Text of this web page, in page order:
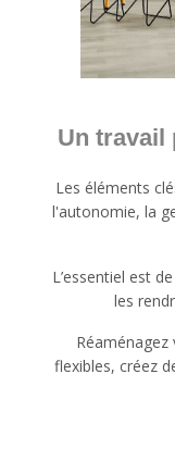
Un travail
Les éléments
l'autonomie, la
L’essentiel est
les
flexibles, créez